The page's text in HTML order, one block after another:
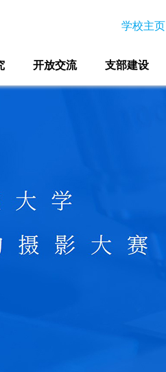
学校主页
开放交流 支部建设